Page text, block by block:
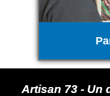
Artisan 73 - Un